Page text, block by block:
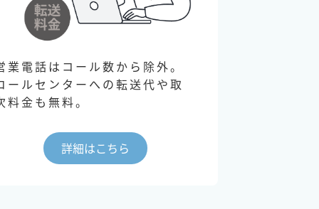
業電話はコール数から除外。
ールセンターへの転送代や取
料金も無料。
詳細はこちら